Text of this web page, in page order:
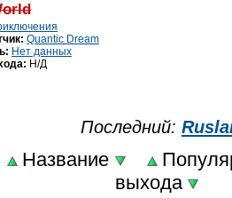
Quantic Dream
Нет данных
Н/Д
Последний:
Название
выхода